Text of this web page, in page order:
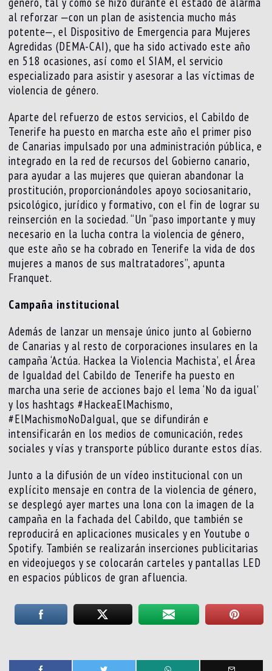
al reforzar ‒con un plan de asistencia mucho más
potente‒, el Dispositivo de Emergencia para Mujeres
Agredidas (DEMA-CAI), que ha sido activado este año
en 518 ocasiones, así como el SIAM, el servicio
especializado para asistir y asesorar a las víctimas de
violencia de género.
Aparte del refuerzo de estos servicios, el Cabildo de
Tenerife ha puesto en marcha este año el primer piso
de Canarias impulsado por una administración pública, e
integrado en la red de recursos del Gobierno canario,
para ayudar a las mujeres que quieran abandonar la
prostitución, proporcionándoles apoyo sociosanitario,
psicológico, jurídico y formativo, con el fin de lograr su
reinserción en la sociedad. “Un “paso importante y muy
necesario en la lucha contra la violencia de género,
que este año se ha cobrado en Tenerife la vida de dos
mujeres a manos de sus maltratadores”, apunta
Franquet.
Campaña institucional
Además de lanzar un mensaje único junto al Gobierno
de Canarias y al resto de corporaciones insulares en la
campaña ‘Actúa. Hackea la Violencia Machista’, el Área
de Igualdad del Cabildo de Tenerife ha puesto en
marcha una serie de acciones bajo el lema ‘No da igual’
y los hashtags #HackeaElMachismo,
#ElMachismoNoDaIgual, que se difundirán e
intensificarán en los medios de comunicación, redes
sociales y vías y transporte público durante estos días.
Junto a la difusión de un vídeo institucional con un
explícito mensaje en contra de la violencia de género,
se desplegó ayer martes una lona con la imagen de la
campaña en la fachada del Cabildo, que también se
reproducirá en aplicaciones musicales y en Youtube o
Spotify. También se realizarán inserciones publicitarias
en videojuegos y se colocarán carteles y pantallas LED
en espacios públicos de gran afluencia.